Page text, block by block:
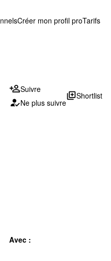
Créer mon profil proTarifs
Suivre
Ne plus suivre
library_addShortlist
Avec :